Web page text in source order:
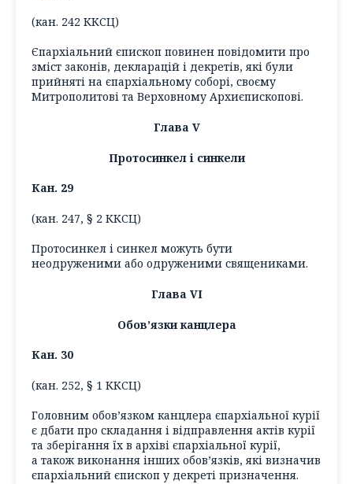
(кан. 242 ККСЦ)
Єпархіальний єпископ повинен повідомити про
зміст законів, декларацій і декретів, які були
прийняті на єпархіальному соборі, своєму
Митрополитові та Верховному Архиєпископові.
Глава V
Протосинкел і синкели
Кан. 29
(кан. 247, § 2 ККСЦ)
Протосинкел і синкел можуть бути
неодруженими або одруженими священиками.
Глава VІ
Обов’язки канцлера
Кан. 30
(кан. 252, § 1 ККСЦ)
Головним обов’язком канцлера єпархіальної курії
є дбати про складання і відправлення актів курії
та зберігання їх в архіві єпархіальної курії,
а також виконання інших обов’язків, які визначив
єпархіальний єпископ у декреті призначення.